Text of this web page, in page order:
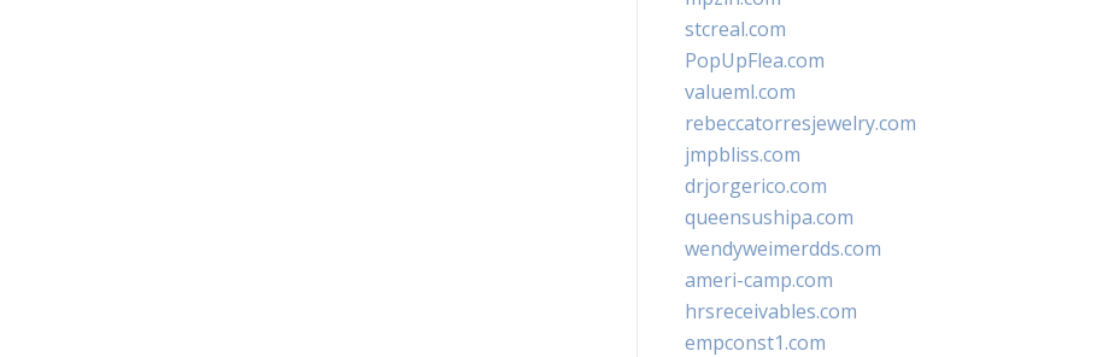
stcreal.com
PopUpFlea.com
valueml.com
rebeccatorresjewelry.com
jmpbliss.com
drjorgerico.com
queensushipa.com
wendyweimerdds.com
ameri-camp.com
hrsreceivables.com
empconst1.com